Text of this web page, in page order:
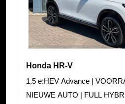
Honda HR-V
1.5 e:HEV Advance |
NIEUWE AUTO | FULL